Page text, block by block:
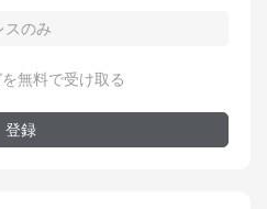
無料で受け取る
登録